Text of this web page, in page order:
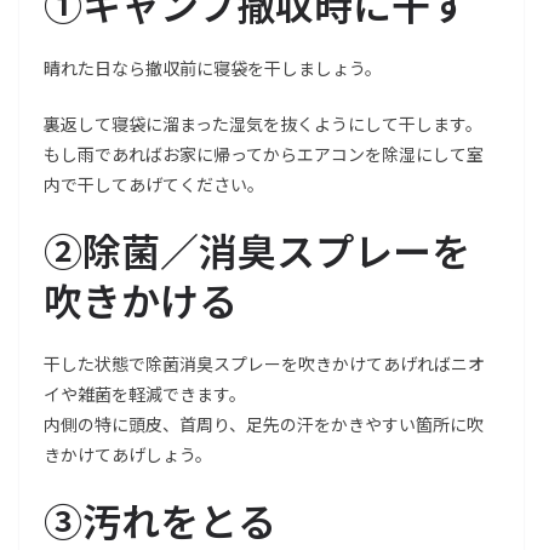
晴れた日なら撤収前に寝袋を干しましょう。
裏返して寝袋に溜まった湿気を抜くようにして干します。
もし雨であればお家に帰ってからエアコンを除湿にして室
内で干してあげてください。
②除菌／消臭スプレーを
吹きかける
干した状態で除菌消臭スプレーを吹きかけてあげればニオ
イや雑菌を軽減できます。
内側の特に頭皮、首周り、足先の汗をかきやすい箇所に吹
きかけてあげしょう。
③汚れをとる